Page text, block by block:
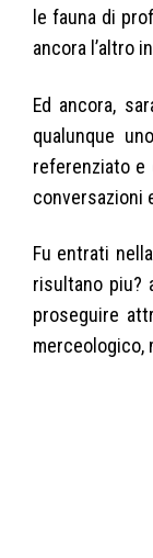
le fauna di
ancora l’altro
Ed ancora,
qualunque
referenziato e
conversazioni
Fu entrati
risultano piu?
proseguire
merceologico,